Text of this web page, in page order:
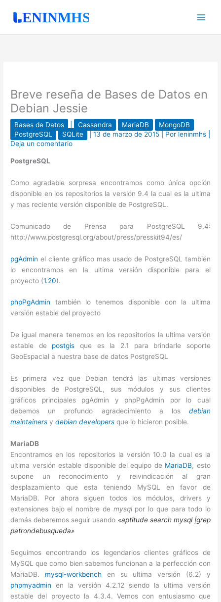
Breve reseña de Bases de Datos en
Debian Jessie
Bases de Datos Cassandra MariaDB
MongoDB
PostgreSQL
SQLite |13 de marzo de 2015 | Por leninmhs
Deja un comentario
PostgreSQL
Como agradable sorpresa encontramos como única opción
disponible en los repositorios la versión 9.4 la cual es la ultima
y mas reciente versión disponible de PostgreSQL.
Comunicado de Prensa para PostgreSQL 9.4:
http://www.postgresql.org/about/press/presskit94/es/
pgAdmin el cliente gráfico mas usado de PostgreSQL también
lo encontramos en la ultima versión disponible para el
proyecto (1.20).
phpPgAdmin también lo tenemos disponible con la ultima
versión estable del proyecto
De igual manera tenemos en los repositorios la ultima versión
estable de postgis que es la 2.1 para brindarle soporte
GeoEspacial a nuestra base de datos PostgreSQL
Es primera vez que Debian tendrá las ultimas versiones
disponibles de PostgreSQL, sus módulos y sus clientes
gráficos principales pgAdmin y phpPgAdmin por lo cual
debemos un profundo agradecimiento a losdebian
maintainers ydebian developers que lo hicieron posible.
MariaDB
Encontramos en los repositorios la versión 10.0 la cual es la
ultima versión estable disponible del equipo de MariaDB, esto
supone un reconocimiento y reivindicación al gran
desplazamiento que esta teniendo MySQL en favor de
MariaDB. Por ahora siguen todos los módulos, drivers y
extensiones bajo el nombre de mysqlpor lo que para todo lo
demás deberemos seguir usando «aptitude search mysql |grep
patrondebusqueda»
Seguimos encontrando los legendarios clientes gráficos de
MySQL que como bien sabemos funcionan a la perfección con
MariaDB. mysql-workbench en su ultima versión (6.2) y
phpmyadmin en la versión 4.2.12 siendo la ultima versión
estable del proyecto la 4.3.4. Vemos con entusiasmo que